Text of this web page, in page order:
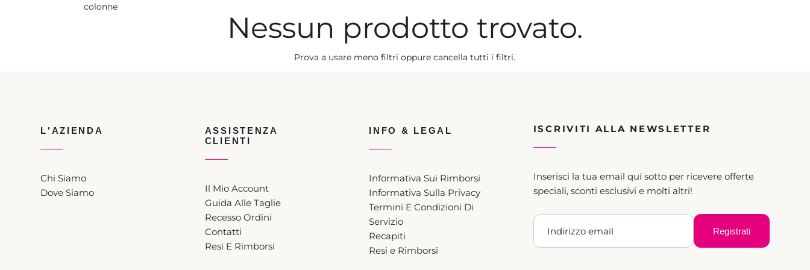
colonne
Nessun prodotto trovato.
Prova a usare meno filtri oppurecancella tutti i filtri.
L'AZIENDA
Chi Siamo
Dove Siamo
ASSISTENZA
CLIENTI
Il Mio Account
Guida Alle Taglie
Recesso Ordini
Contatti
Resi E Rimborsi
INFO & LEGAL
Informativa Sui Rimborsi
Informativa Sulla Privacy
Termini E Condizioni Di
Servizio
Recapiti
Resi e Rimborsi
ISCRIVITI ALLA NEWSLETTER
Inserisci la tua email qui sotto per ricevere offerte
speciali, sconti esclusivi e molti altri!
Registrati